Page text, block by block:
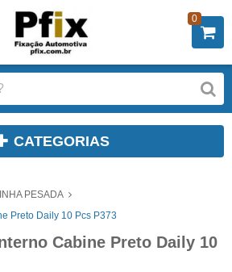
0
CATEGORIAS
PESADA
Preto Daily 10 Pcs P373
Cabine Preto Daily 10